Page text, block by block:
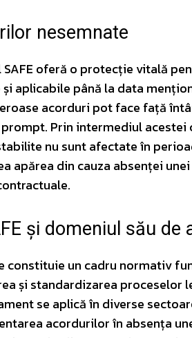
nesemnate
oferă o protecție vitală
și aplicabile până la data
acorduri pot face față
Prin intermediul
nu sunt afectate în
apărea din cauza absenței
și domeniul său de
constituie un cadru normativ
și standardizarea
se aplică în diverse
acordurilor în absența